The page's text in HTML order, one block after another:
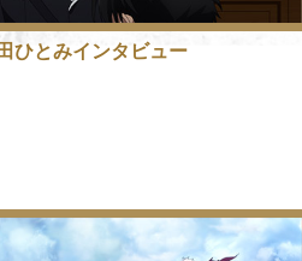
ひとみインタビュー